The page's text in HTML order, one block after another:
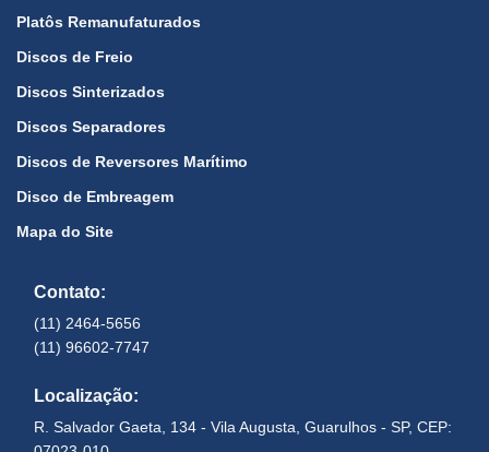
Platôs Remanufaturados
Discos de Freio
Discos Sinterizados
Discos Separadores
Discos de Reversores Marítimo
Disco de Embreagem
Mapa do Site
Contato:
(11) 2464-5656
(11) 96602-7747
Localização:
R. Salvador Gaeta, 134 - Vila Augusta, Guarulhos - SP, CEP: